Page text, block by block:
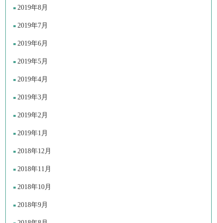
2019年8月
2019年7月
2019年6月
2019年5月
2019年4月
2019年3月
2019年2月
2019年1月
2018年12月
2018年11月
2018年10月
2018年9月